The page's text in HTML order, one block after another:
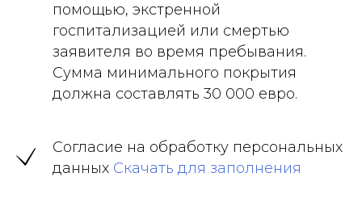
помощью, экстренной
госпитализацией или смертью
заявителя во время пребывания.
Сумма минимального покрытия
должна составлять 30 000 евро.
Согласие на обработку персональных
данных Скачать для заполнения